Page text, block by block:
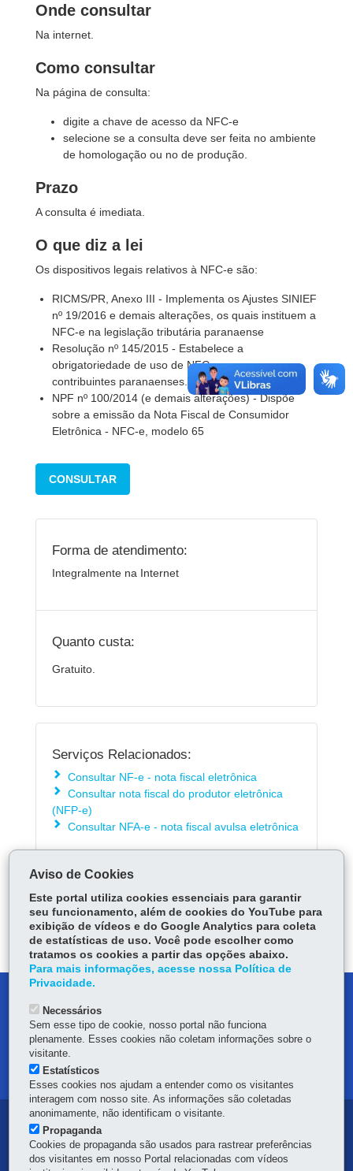
Onde consultar
Na internet.
Como consultar
Na página de consulta:
digite a chave de acesso da NFC-e
selecione se a consulta deve ser feita no ambiente
de homologação ou no de produção.
Prazo
A consulta é imediata.
O que diz a lei
Os dispositivos legais relativos à NFC-e são:
RICMS/PR, Anexo III - Implementa os Ajustes SINIEF
nº 19/2016 e demais alterações, os quais instituem a
NFC-e na legislação tributária paranaense
Resolução nº 145/2015 - Estabelece a
obrigatoriedade de uso de NFC-e para os
contribuintes paranaenses.
NPF nº 100/2014 (e demais alterações) - Dispõe
sobre a emissão da Nota Fiscal de Consumidor
Eletrônica - NFC-e, modelo 65
CONSULTAR
Forma de atendimento:
Integralmente na Internet
Quanto custa:
Gratuito.
Serviços Relacionados:
Consultar NF-e - nota fiscal eletrônica
Consultar nota fiscal do produtor eletrônica
(NFP-e)
Consultar NFA-e - nota fiscal avulsa eletrônica
ÓRGÃO RESPONSÁVEL
PERGUNTAS FREQUENTES
DEIXE SUA OPINIÃO
MAPA DO SITE
OUVIDORIA
Navegação
principal
Aviso de Cookies
Este portal utiliza cookies essenciais para garantir
seu funcionamento, além de cookies do YouTube para
exibição de vídeos e do Google Analytics para coleta
de estatísticas de uso. Você pode escolher como
tratamos os cookies a partir das opções abaixo.
Para mais informações, acesse nossa Política de
Privacidade.
Necessários
Sem esse tipo de cookie, nosso portal não funciona
plenamente. Esses cookies não coletam informações sobre o
visitante.
Estatísticos
Esses cookies nos ajudam a entender como os visitantes
interagem com nosso site. As informações são coletadas
anonimamente, não identificam o visitante.
Propaganda
Cookies de propaganda são usados para rastrear preferências
dos visitantes em nosso Portal relacionadas com vídeos